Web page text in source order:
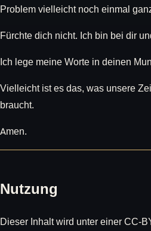
Problem vielleicht noch einmal
Fürchte dich nicht. Ich bin bei dir
Ich lege meine Worte in deinen
Vielleicht ist es das, was unsere
braucht.
Amen.
Nutzung
Dieser Inhalt wird unter einer CC-